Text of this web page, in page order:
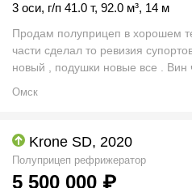
3 оси, г/п 41.0 т, 92.0 м³, 14 м
Продам полуприцеп в хорошем
части сделал то ревизия
новый , подушки новые все . Вин
Омск
Krone SD, 2020
Полуприцеп рефрижератор
5 500 000 ₽